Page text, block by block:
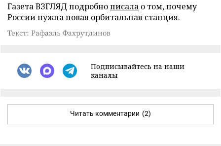
Газета ВЗГЛЯД подробнописала о том, почему
России нужна новая орбитальная станция.
Текст: Рафаэль Фахрутдинов
Подписывайтесь на наши
каналы
Читать комментарии (2)